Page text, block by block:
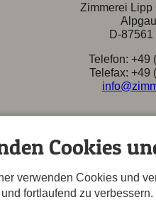
Zimmerei Lipp
D-87561
Telefon: +49
Telefax: +49
Cookies
verwenden Cookies und
fortlaufend zu